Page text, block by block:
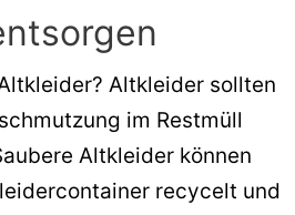
Altkleider sollten
im Restmüll
Altkleider können
recycelt und